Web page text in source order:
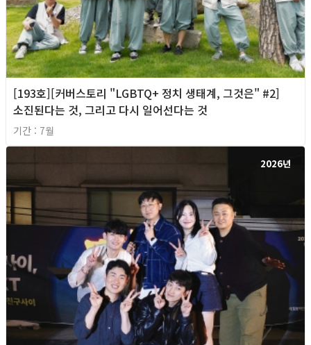
[193호][커버스토리 "LGBTQ+ 정치 생태계, 그것은" #2]
소진된다는 것, 그리고 다시 일어선다는 것
기간 : 7월
2026년